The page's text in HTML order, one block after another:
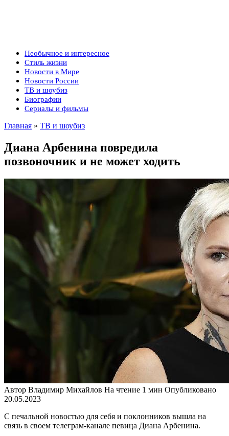
Необычное и интересное
Стиль жизни
Новости в Мире
Новости России
ТВ и шоубиз
Биографии
Сериалы и фильмы
Главная » ТВ и шоубиз
Диана Арбенина повредила
позвоночник и не может ходить
Автор Владимир Михайлов На чтение 1 мин Опубликовано
20.05.2023
С печальной новостью для себя и поклонников вышла на
связь в своем телеграм-канале певица Диана Арбенина.